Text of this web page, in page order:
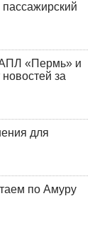
«Пермь» и
за
для
по Амуру